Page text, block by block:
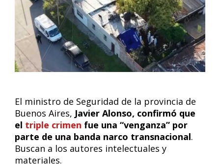
El ministro de Seguridad de la provincia de
Buenos Aires, Javier Alonso, confirmó que
el triple crimen fue una “venganza” por
parte de una banda narco transnacional.
Buscan a los autores intelectuales y
materiales.